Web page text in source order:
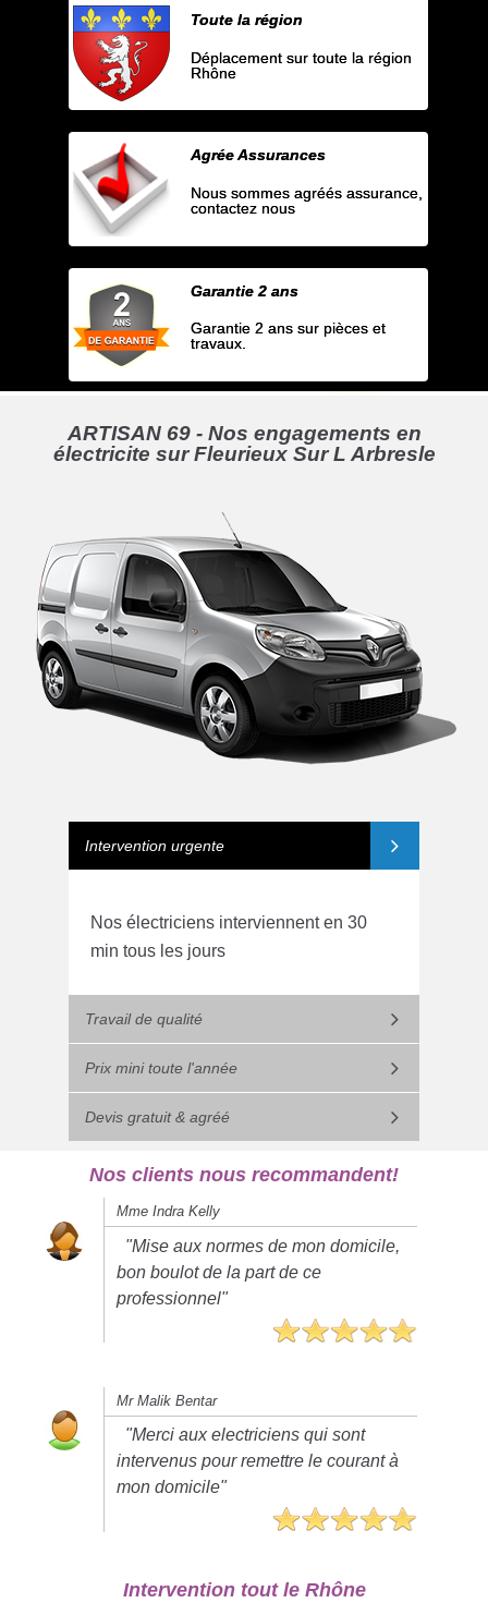
Toute la région
Déplacement sur toute la région
Rhône
Agrée Assurances
Nous sommes agréés assurance,
contactez nous
Garantie 2 ans
Garantie 2 ans sur pièces et
travaux.
ARTISAN 69 - Nos engagements en
électricite sur Fleurieux Sur L Arbresle
Intervention urgente
Nos électriciens interviennent en 30
min tous les jours
Travail de qualité
Prix mini toute l'année
Devis gratuit & agréé
Nos clients nous recommandent!
Mme Indra Kelly
"Mise aux normes de mon domicile,
bon boulot de la part de ce
professionnel"
Mr Malik Bentar
"Merci aux electriciens qui sont
intervenus pour remettre le courant à
mon domicile"
Intervention tout le Rhône